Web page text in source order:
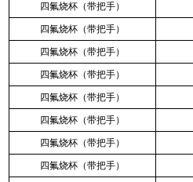
四氟烧杯（带把手）
四氟烧杯（带把手）
四氟烧杯（带把手）
四氟烧杯（带把手）
四氟烧杯（带把手）
四氟烧杯（带把手）
四氟烧杯（带把手）
四氟烧杯（带把手）